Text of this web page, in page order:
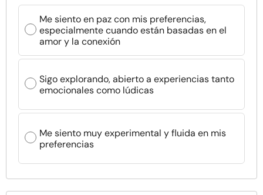
Me siento en paz con mis preferencias,
especialmente cuando están basadas en el
amor y la conexión
Sigo explorando, abierto a experiencias tanto
emocionales como lúdicas
Me siento muy experimental y fluida en mis
preferencias